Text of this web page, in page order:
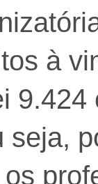
à
9.424
seja,